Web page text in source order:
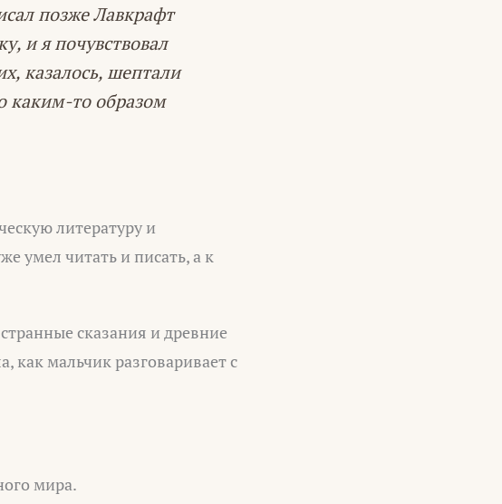
позже Лавкрафт
и я почувствовал
казалось, шептали
каким-то образом
литературу и
умел читать и писать, а к
сказания и древние
как мальчик разговаривает с
мира.